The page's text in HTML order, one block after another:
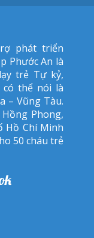
phát triển
Phước An là
trẻ Tự kỷ,
có thể nói là
– Vũng Tàu.
Phong,
Hồ Chí Minh
50 cháu trẻ